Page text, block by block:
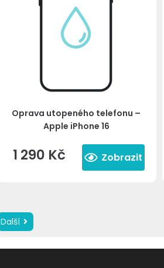
Oprava utopeného telefonu –
Apple iPhone 16
1 290 Kč Zobrazit
Další